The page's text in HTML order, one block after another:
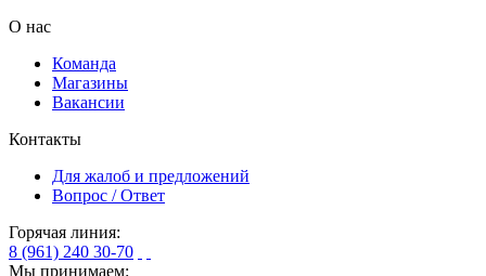
О нас
Команда
Магазины
Вакансии
Контакты
Для жалоб и предложений
Вопрос / Ответ
Горячая линия:
8 (961) 240 30-70
Мы принимаем: